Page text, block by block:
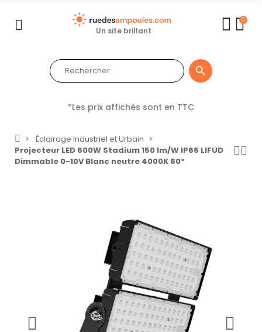
Un site brillant
0

*Les prix affichés sont en TTC
Éclairage Industriel et Urbain
Projecteur LED 600W Stadium 150 lm/W IP66 LIFUD
Dimmable 0-10V Blanc neutre 4000K 60º